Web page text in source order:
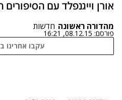
אורן וייגנפלד עם
מהדורה ראשונה חדשות
פורסם: 08.12.15, 16:21
עקבו אחרינו
נתקלנו